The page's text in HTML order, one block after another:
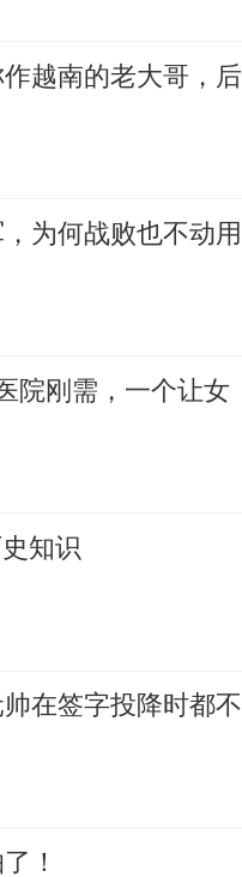
越南的老大哥，后
为何战败也不动用
院刚需，一个让女
知识
在签字投降时都不
！